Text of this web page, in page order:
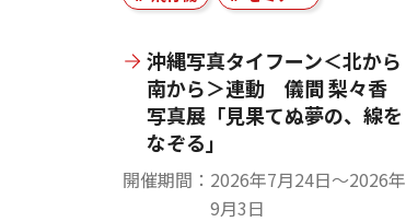
沖縄写真タイフーン＜北から
南から＞連動 儀間 梨々香
写真展「見果てぬ夢の、線を
なぞる」
開催期間
2026年7月24日〜2026年
9月3日